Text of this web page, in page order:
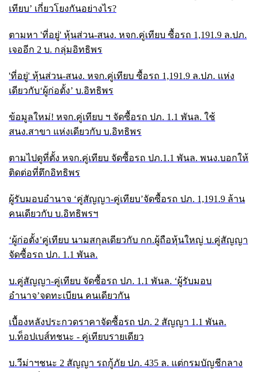
เทียบ’ เกี่ยวโยงกันอย่างไร?
ตามหา 'ที่อยู่' หุ้นส่วน-สนง. หจก.คู่เทียบ ซื้อรถ 1,191.9 ล.ปภ.
เจออีก 2 บ. กลุ่มอิทธิพร
'ที่อยู่' หุ้นส่วน-สนง. หจก.คู่เทียบ ซื้อรถ 1,191.9 ล.ปภ. แห่ง
เดียวกับ‘ผู้ก่อตั้ง’ บ.อิทธิพร
ข้อมูลใหม่! หจก.คู่เทียบ ฯ จัดซื้อรถ ปภ. 1.1 พันล. ใช้
สนง.สาขา แห่งเดียวกับ บ.อิทธิพร
ตามไปดูที่ตั้ง หจก.คู่เทียบ จัดซื้อรถ ปภ.1.1 พันล. พนง.บอกให้
ติดต่อที่ตึกอิทธิพร
ผู้รับมอบอำนาจ ‘คู่สัญญา-คู่เทียบ’จัดซื้อรถ ปภ. 1,191.9 ล้าน
คนเดียวกับ บ.อิทธิพรฯ
‘ผู้ก่อตั้ง’คู่เทียบ นามสกุลเดียวกับ กก.ผู้ถือหุ้นใหญ่ บ.คู่สัญญา
จัดซื้อรถ ปภ. 1.1 พันล.
บ.คู่สัญญา-คู่เทียบ จัดซื้อรถ ปภ. 1.1 พันล. ‘ผู้รับมอบ
อำนาจ’จดทะเบียน คนเดียวกัน
เบื้องหลังประกวดราคาจัดซื้อรถ ปภ. 2 สัญญา 1.1 พันล.
บ.ท็อปเบส์ทชนะ - คู่เทียบรายเดียว
บ.วีม่าฯชนะ 2 สัญญา รถกู้ภัย ปภ. 435 ล. แต่กรมบัญชีกลาง